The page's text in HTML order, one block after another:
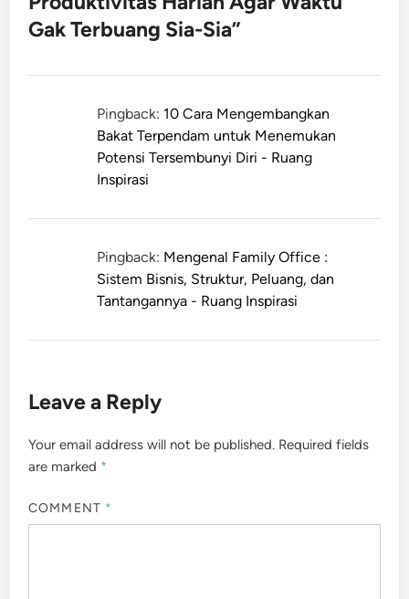
Gak Terbuang Sia-Sia”
Pingback: 10 Cara Mengembangkan
Bakat Terpendam untuk Menemukan
Potensi Tersembunyi Diri - Ruang
Inspirasi
Pingback: Mengenal Family Office :
Sistem Bisnis, Struktur, Peluang, dan
Tantangannya - Ruang Inspirasi
Leave a Reply
Your email address will not be published. Required fields
are marked *
COMMENT *